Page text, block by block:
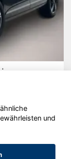
Kamiq
- 2026
und